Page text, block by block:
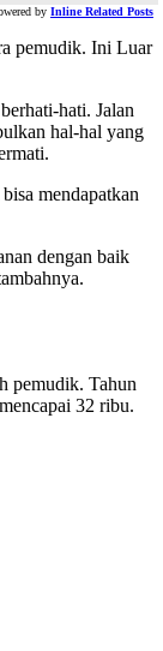
by Inline Related Posts
pemudik. Ini Luar
hati. Jalan
hal-hal yang
mendapatkan
dengan baik
pemudik. Tahun
32 ribu.